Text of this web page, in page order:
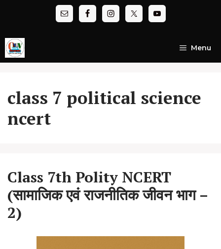
Menu
class 7 political science
ncert
Class 7th Polity NCERT
(सामाजिक एवं राजनीतिक जीवन भाग –
2)